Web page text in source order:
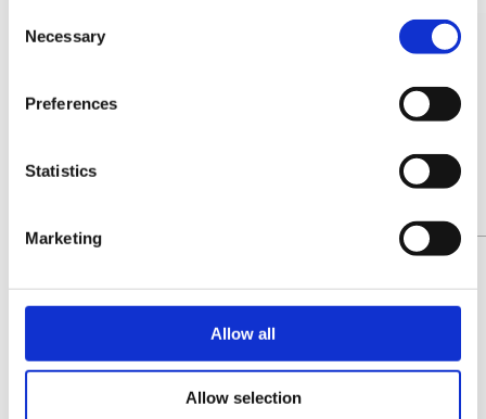
possible later deactivation in our
at any
Selection
Necessary
Preferences
Statistics
Marketing
Allow all
Allow selection